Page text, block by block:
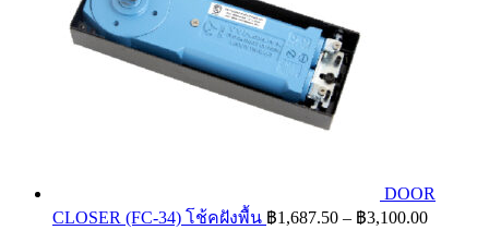
DOOR
CLOSER (FC-34) โช้คฝังพื้น ฿1,687.50 – ฿3,100.00Price